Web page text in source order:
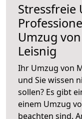
Stressfreie
Umzug
Leisnig
Ihr Umzug von
und Sie wissen
sollen? Es gibt
einem Umzug
beachten sind.